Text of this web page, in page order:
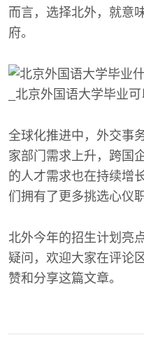
而言，选择北外，就意
府。
全球化推进中，外交事
家部门需求上升，跨国
的人才需求也在持续增
们拥有了更多挑选心仪
北外今年的招生计划亮
疑问，欢迎大家在评论
赞和分享这篇文章。